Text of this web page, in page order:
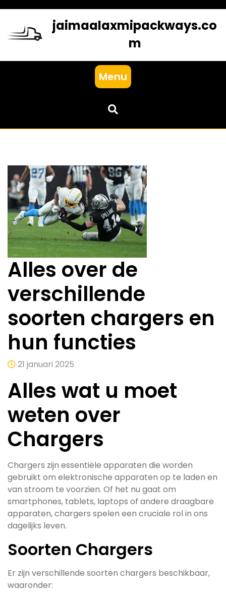
content
jaimaalaxmipackways.co
m
Menu
Alles over de
verschillende
soorten chargers en
hun functies
21 januari 2025
Alles wat u moet
weten over
Chargers
Chargers zijn essentiële apparaten die worden
gebruikt om elektronische apparaten op te laden en
van stroom te voorzien. Of het nu gaat om
smartphones, tablets, laptops of andere draagbare
apparaten, chargers spelen een cruciale rol in ons
dagelijks leven.
Soorten Chargers
Er zijn verschillende soorten chargers beschikbaar,
waaronder: